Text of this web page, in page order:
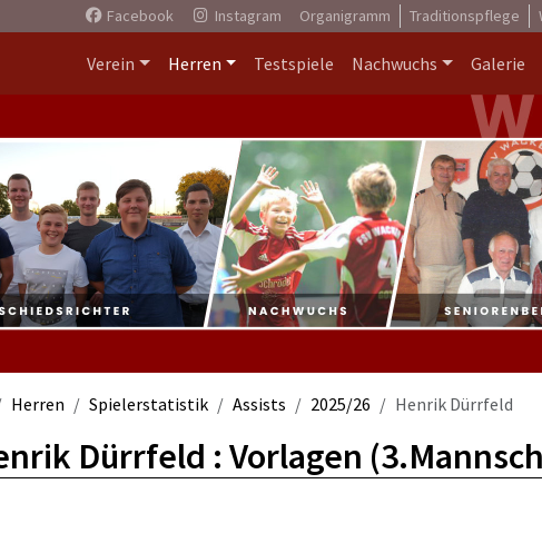
Facebook Instagram Organigramm Traditionspflege
Verein Herren Testspiele Nachwuchs Galerie
Herren Spielerstatistik Assists 2025/26 Henrik Dürrfeld
Dürrfeld : Vorlagen